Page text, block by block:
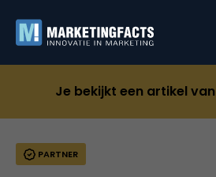
Je bekijkt een artikel van
PARTNER